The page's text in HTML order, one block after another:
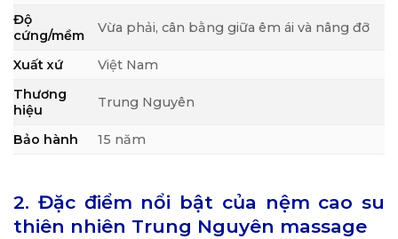
Độ
cứng/mềm
Vừa phải, cân bằng giữa êm ái và nâng đỡ
Xuất xứ
Việt Nam
Thương
hiệu
Trung Nguyên
Bảo hành 15 năm
2. Đặc điểm nổi bật của nệm cao su
thiên nhiên Trung Nguyên massage